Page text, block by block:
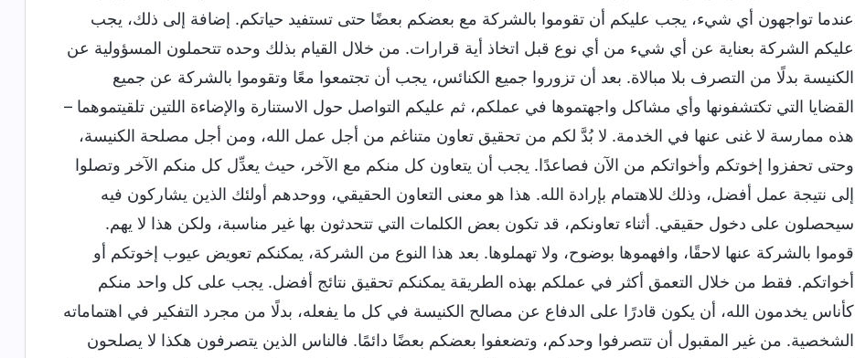
عندما تواجهون أي شيء، يجب عليكم أن تقوموا بالشركة مع بعضكم بعضًا حتى تستفيد حياتكم. إضافة إلى ذلك، يجب
عليكم الشركة بعناية عن أي شيء من أي نوع قبل اتخاذ أية قرارات. من خلال القيام بذلك وحده تتحملون المسؤولية عن
الكنيسة بدلًا من التصرف بلا مبالاة. بعد أن تزوروا جميع الكنائس، يجب أن تجتمعوا معًا وتقوموا بالشركة عن جميع
القضايا التي تكتشفونها وأي مشاكل واجهتموها في عملكم، ثم عليكم التواصل حول الاستنارة والإضاءة اللتين تلقيتموهما –
هذه ممارسة لا غنى عنها في الخدمة. لا بُدَّ لكم من تحقيق تعاون متناغم من أجل عمل الله، ومن أجل مصلحة الكنيسة،
وحتى تحفزوا إخوتكم وأخواتكم من الآن فصاعدًا. يجب أن يتعاون كل منكم مع الآخر، حيث يعدِّل كل منكم الآخر وتصلوا
إلى نتيجة عمل أفضل، وذلك للاهتمام بإرادة الله. هذا هو معنى التعاون الحقيقي، ووحدهم أولئك الذين يشاركون فيه
سيحصلون على دخول حقيقي. أثناء تعاونكم، قد تكون بعض الكلمات التي تتحدثون بها غير مناسبة، ولكن هذا لا يهم.
قوموا بالشركة عنها لاحقًا، وافهموها بوضوح، ولا تهملوها. بعد هذا النوع من الشركة، يمكنكم تعويض عيوب إخوتكم أو
أخواتكم. فقط من خلال التعمق أكثر في عملكم بهذه الطريقة يمكنكم تحقيق نتائج أفضل. يجب على كل واحد منكم
كأناس يخدمون الله، أن يكون قادرًا على الدفاع عن مصالح الكنيسة في كل ما يفعله، بدلًا من مجرد التفكير في اهتماماته
الشخصية. من غير المقبول أن تتصرفوا وحدكم، وتضعفوا بعضكم بعضًا دائمًا. فالناس الذين يتصرفون هكذا لا يصلحون